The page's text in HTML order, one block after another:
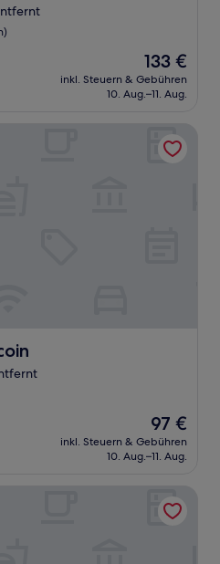
Der
Preis
beträgt
133 €
inkl. Steuern & Gebühren
10. Aug.–11. Aug.
Der
Preis
beträgt
97 €
inkl. Steuern & Gebühren
10. Aug.–11. Aug.